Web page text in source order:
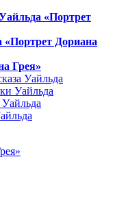
«Портрет
Дориана
Грея»
Уайльда
Уайльда